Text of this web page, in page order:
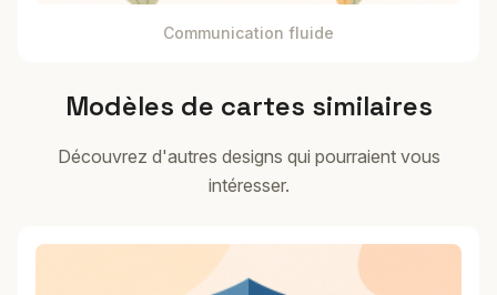
Communication fluide
Modèles de cartes similaires
Découvrez d'autres designs qui pourraient vous
intéresser.